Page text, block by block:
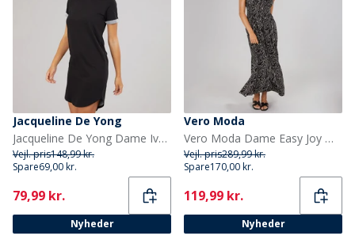
Jacqueline De Yong
Jacqueline De Yong Dame Ivy Kortærmet Kjole Sort
Vejl. pris148,99 kr.
Spare69,00 kr.
Current
79,99 kr.
Nyheder
Vero Moda
Vero Moda Dame Easy Joy Maxi Kjole Sort
Vejl. pris289,99 kr.
Spare170,00 kr.
Current
119,99 kr.
Nyheder